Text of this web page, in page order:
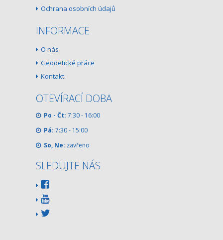
Ochrana osobních údajů
INFORMACE
O nás
Geodetické práce
Kontakt
OTEVÍRACÍ DOBA
Po - Čt: 7:30 - 16:00
Pá: 7:30 - 15:00
So, Ne: zavřeno
SLEDUJTE NÁS